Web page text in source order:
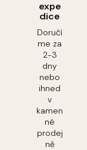
expe
dice
Doručí
me za
2-3
dny
nebo
ihned
v
kamen
né
prodej
ně